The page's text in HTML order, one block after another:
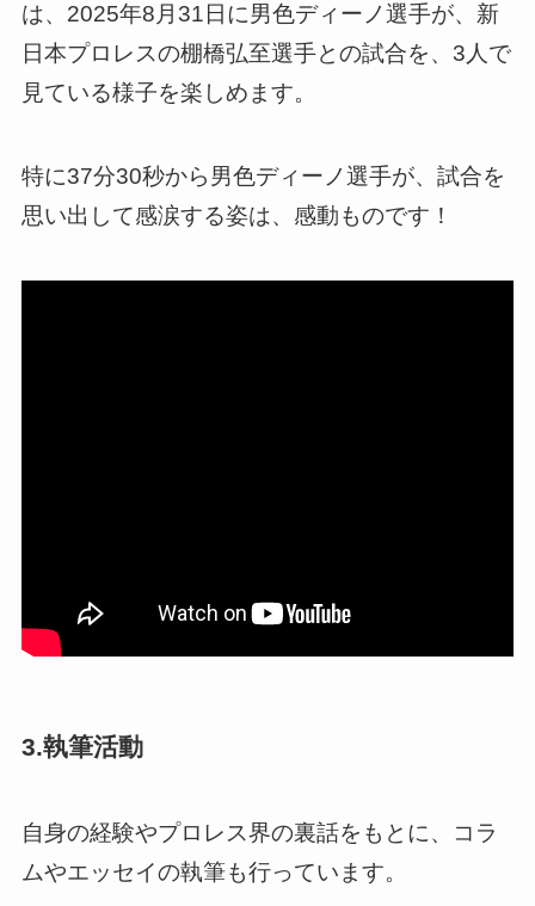
は、2025年8月31日に男色ディーノ選手が、新
日本プロレスの棚橋弘至選手との試合を、3人で
見ている様子を楽しめます。
特に37分30秒から男色ディーノ選手が、試合を
思い出して感涙する姿は、感動ものです！
3.執筆活動
自身の経験やプロレス界の裏話をもとに、コラ
ムやエッセイの執筆も行っています。